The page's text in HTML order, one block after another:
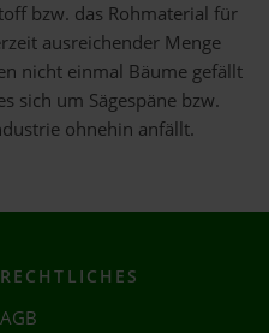
bzw. das Rohmaterial für
ausreichender Menge
nicht einmal Bäume gefällt
sich um Sägespäne bzw.
ohnehin anfällt.
RECHTLICHES
AGB